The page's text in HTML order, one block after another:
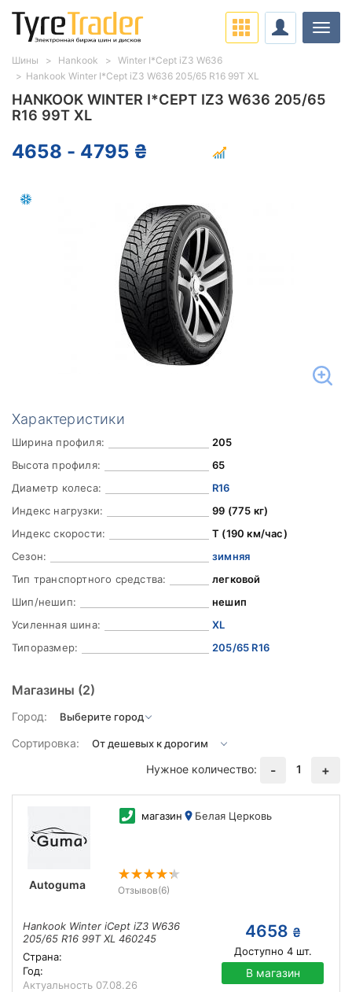
HANKOOK WINTER I*CEPT IZ3 W636 205/65
R16 99T XL
4658 - 4795 ₴
Характеристики
Ширина профиля:
205
Высота профиля:
65
Диаметр колеса:
R16
Индекс нагрузки:
99 (775 кг)
Индекс скорости:
T (190 км/час)
Сезон:
зимняя
Тип транспортного средства:
легковой
Шип/нешип:
нешип
Усиленная шина:
XL
Типоразмер:
205/65 R16
Магазины (2)
Город:
Сортировка:
Нужное количество:
- 1 +
Autoguma
магазин Белая Церковь
Отзывов(6)
Hankook Winter iCept iZ3 W636
205/65 R16 99T XL 460245
Страна:
Год:
Актуальность 07.08.26
4658 ₴
Доступно 4шт.
В магазин
Шины Hankook
Winter I*Cept iZ3 W636
Hankook Winter I*Cept iZ3 W636 205/65 R16 99T XL